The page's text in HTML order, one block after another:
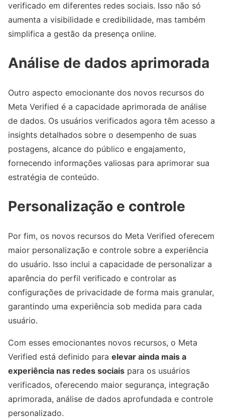
verificado em diferentes redes sociais. Isso não só
aumenta a visibilidade e credibilidade, mas também
simplifica a gestão da presença online.
Análise de dados aprimorada
Outro aspecto emocionante dos novos recursos do
Meta Verified é a capacidade aprimorada de análise
de dados. Os usuários verificados agora têm acesso a
insights detalhados sobre o desempenho de suas
postagens, alcance do público e engajamento,
fornecendo informações valiosas para aprimorar sua
estratégia de conteúdo.
Personalização e controle
Por fim, os novos recursos do Meta Verified oferecem
maior personalização e controle sobre a experiência
do usuário. Isso inclui a capacidade de personalizar a
aparência do perfil verificado e controlar as
configurações de privacidade de forma mais granular,
garantindo uma experiência sob medida para cada
usuário.
Com esses emocionantes novos recursos, o Meta
Verified está definido para elevar ainda mais a
experiência nas redes sociais para os usuários
verificados, oferecendo maior segurança, integração
aprimorada, análise de dados aprofundada e controle
personalizado.